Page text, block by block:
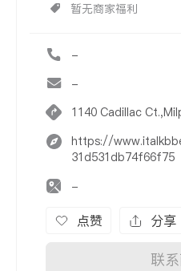
暂无商家福利
-
-
1140 Cadillac
https://
31d531db74f66f75
-
点赞 分享
联